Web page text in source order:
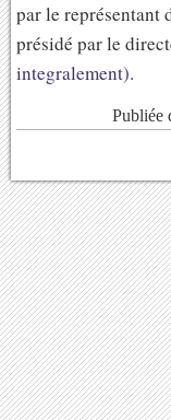
par le
présidé par le
integralement).
Publiée